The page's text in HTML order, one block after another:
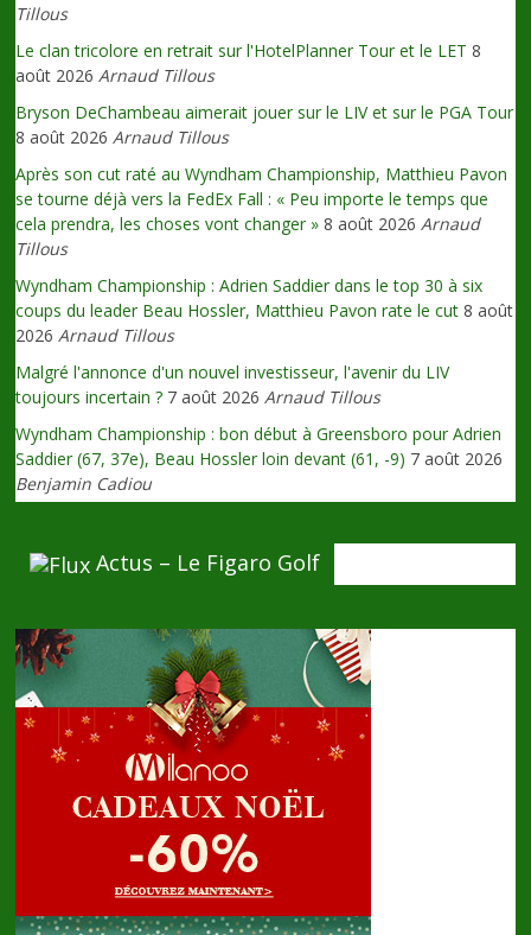
Tillous
Le clan tricolore en retrait sur l'HotelPlanner Tour et le LET 8
août 2026 Arnaud Tillous
Bryson DeChambeau aimerait jouer sur le LIV et sur le PGA Tour
8 août 2026 Arnaud Tillous
Après son cut raté au Wyndham Championship, Matthieu Pavon
se tourne déjà vers la FedEx Fall : « Peu importe le temps que
cela prendra, les choses vont changer » 8 août 2026 Arnaud
Tillous
Wyndham Championship : Adrien Saddier dans le top 30 à six
coups du leader Beau Hossler, Matthieu Pavon rate le cut 8 août
2026 Arnaud Tillous
Malgré l'annonce d'un nouvel investisseur, l'avenir du LIV
toujours incertain ? 7 août 2026 Arnaud Tillous
Wyndham Championship : bon début à Greensboro pour Adrien
Saddier (67, 37e), Beau Hossler loin devant (61, -9) 7 août 2026
Benjamin Cadiou
Actus – Le Figaro Golf